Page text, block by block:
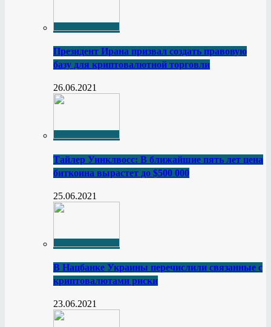
Президент Ирана призвал создать правовую
базу для криптовалютной торговли
26.06.2021
Тайлер Уинклвосс: В ближайшие пять лет цена
биткоина вырастет до $500 000
25.06.2021
В Нацбанке Украины перечислили связанные с
криптовалютами риски
23.06.2021